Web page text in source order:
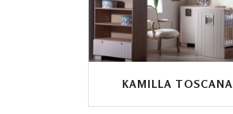
KAMILLA TOSCANA